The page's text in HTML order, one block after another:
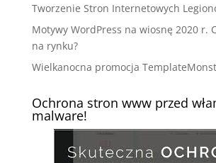
Tworzenie Stron Internetowych
Motywy WordPress na wiosnę 2020 r.
na rynku?
Wielkanocna promocja
Ochrona stron www przed
malware!